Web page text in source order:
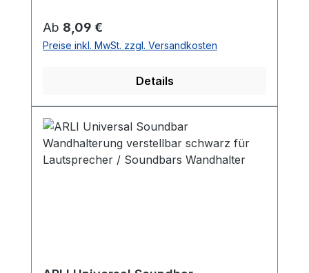
Regulärer Preis:
Ab 8,09 €
Preise inkl. MwSt. zzgl. Versandkosten
Details